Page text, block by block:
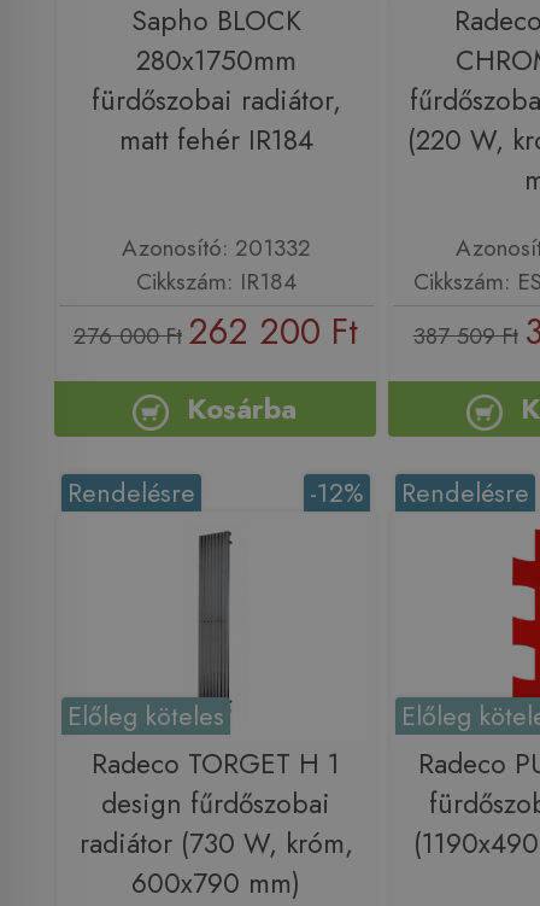
Sapho BLOCK
280x1750mm
fürdőszobai radiátor,
matt fehér IR184
Azonosító: 201332
Cikkszám: IR184
276 000 Ft 262 200 Ft
Kosárba
(220 W,
Cikkszám:
387 509 Ft
-12%
Rendelésre
Előleg köteles
Radeco TORGET H 1
design fűrdőszobai
radiátor (730 W, króm,
600x790 mm)
Rendelésre
Előleg
Radeco